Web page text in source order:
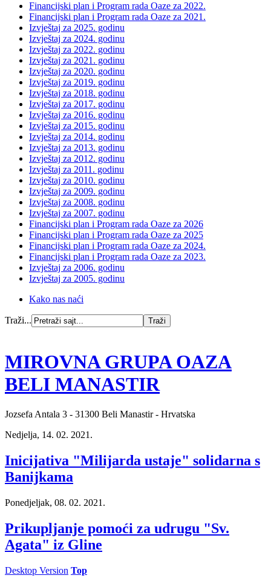
Financijski plan i Program rada Oaze za 2022.
Financijski plan i Program rada Oaze za 2021.
Izvještaj za 2025. godinu
Izvještaj za 2024. godinu
Izvještaj za 2022. godinu
Izvještaj za 2021. godinu
Izvještaj za 2020. godinu
Izvještaj za 2019. godinu
Izvještaj za 2018. godinu
Izvještaj za 2017. godinu
Izvještaj za 2016. godinu
Izvještaj za 2015. godinu
Izvještaj za 2014. godinu
Izvještaj za 2013. godinu
Izvještaj za 2012. godinu
Izvještaj za 2011. godinu
Izvještaj za 2010. godinu
Izvještaj za 2009. godinu
Izvještaj za 2008. godinu
Izvještaj za 2007. godinu
Financijski plan i Program rada Oaze za 2026
Financijski plan i Program rada Oaze za 2025
Financijski plan i Program rada Oaze za 2024.
Financijski plan i Program rada Oaze za 2023.
Izvještaj za 2006. godinu
Izvještaj za 2005. godinu
Kako nas naći
Traži...
MIROVNA GRUPA OAZA
BELI MANASTIR
Jozsefa Antala 3 - 31300 Beli Manastir - Hrvatska
Nedjelja, 14. 02. 2021.
Inicijativa "Milijarda ustaje" solidarna s
Banijkama
Ponedjeljak, 08. 02. 2021.
Prikupljanje pomoći za udrugu "Sv.
Agata" iz Gline
Desktop Version Top